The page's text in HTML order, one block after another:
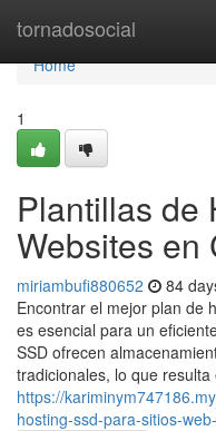
tornadosocial
Home
Home
1
Plantillas de
Websites en
miriambufi880652 84
Encontrar el mejor plan de
es esencial para un
SSD ofrecen
tradicionales, lo que resulta
https://
hosting-ssd-para-sitios-